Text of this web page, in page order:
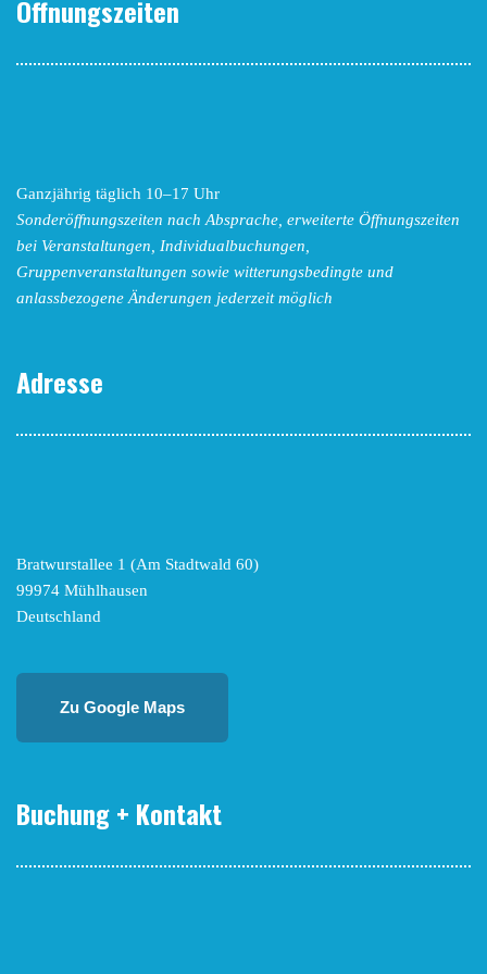
Öffnungszeiten
Ganzjährig täglich 10–17 Uhr
Sonderöffnungszeiten nach Absprache, erweiterte Öffnungszeiten
bei Veranstaltungen, Individualbuchungen,
Gruppenveranstaltungen sowie witterungsbedingte und
anlassbezogene Änderungen jederzeit möglich
Adresse
Bratwurstallee 1 (Am Stadtwald 60)
99974 Mühlhausen
Deutschland
Zu Google Maps
Buchung + Kontakt